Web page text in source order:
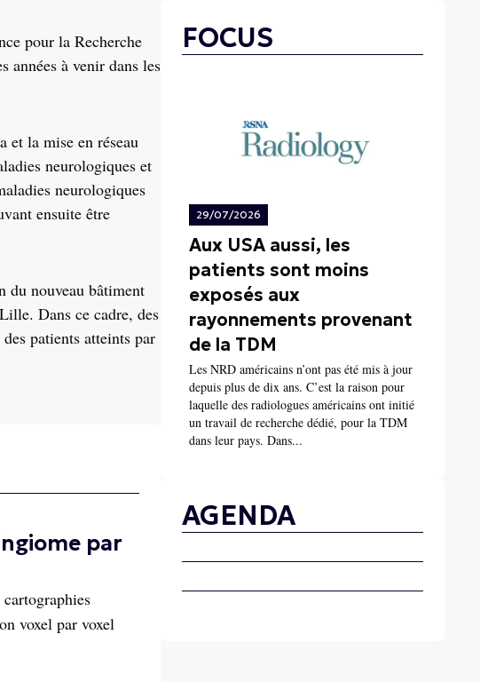
pour la Recherche
années à venir dans les
la mise en réseau
neurologiques et
neurologiques
ensuite être
du nouveau bâtiment
Dans ce cadre, des
patients atteints par
par
voxel par voxel
FOCUS
29/07/2026
Aux USA aussi, les
patients sont moins
exposés aux
rayonnements provenant
de la TDM
Les NRD américains n’ont pas été mis à jour
depuis plus de dix ans. C’est la raison pour
laquelle des radiologues américains ont initié
un travail de recherche dédié, pour la TDM
dans leur pays. Dans...
AGENDA